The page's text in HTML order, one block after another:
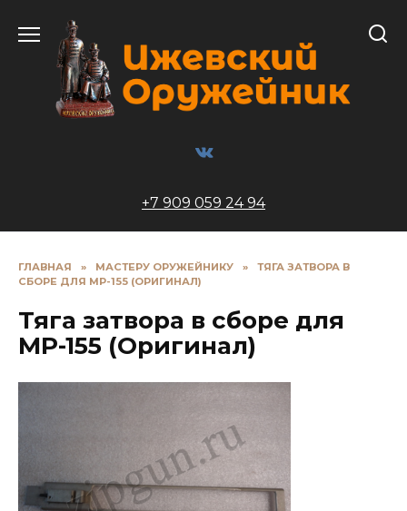
содержанию
+7 909 059 24 94
ГЛАВНАЯ » МАСТЕРУ ОРУЖЕЙНИКУ »
ТЯГА ЗАТВОРА В
СБОРЕ ДЛЯ МР-155 (ОРИГИНАЛ)
Тяга затвора в сборе для
МР-155 (Оригинал)